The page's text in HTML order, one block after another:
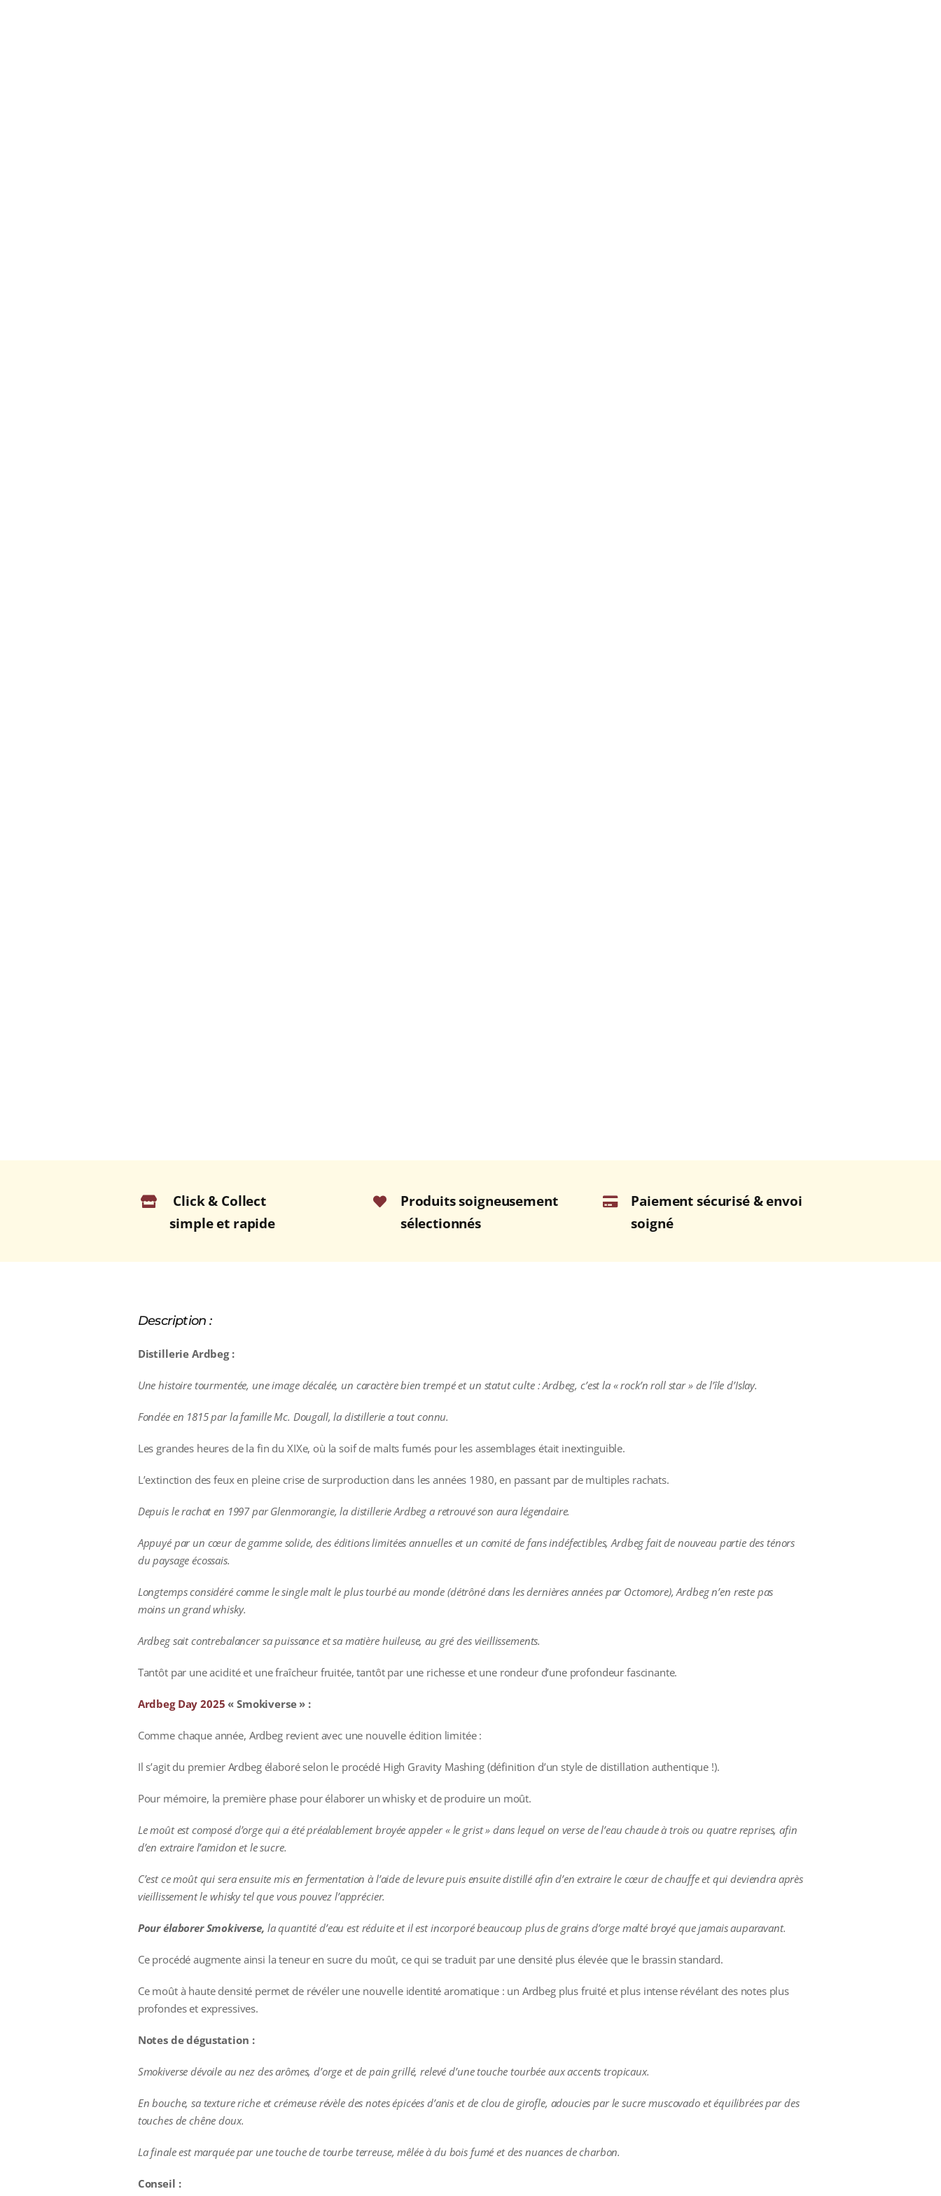
Click & Collect
simple et rapide
Produits soigneusement
sélectionnés
Paiement sécurisé & envoi
soigné
Description :
Distillerie Ardbeg :
Une histoire tourmentée, une image décalée, un caractère bien trempé et un statut culte : Ardbeg, c’est la « rock’n roll star » de l’île d’Islay.
Fondée en 1815 par la famille Mc. Dougall, la distillerie a tout connu.
Les grandes heures de la fin du XIXe, où la soif de malts fumés pour les assemblages était inextinguible.
L’extinction des feux en pleine crise de surproduction dans les années 1980, en passant par de multiples rachats.
Depuis le rachat en 1997 par Glenmorangie, la distillerie Ardbeg a retrouvé son aura légendaire.
Appuyé par un cœur de gamme solide, des éditions limitées annuelles et un comité de fans indéfectibles, Ardbeg fait de nouveau partie des ténors
du paysage écossais.
Longtemps considéré comme le single malt le plus tourbé au monde (détrôné dans les dernières années par Octomore), Ardbeg n’en reste pas
moins un grand whisky.
Ardbeg sait contrebalancer sa puissance et sa matière huileuse, au gré des vieillissements.
Tantôt par une acidité et une fraîcheur fruitée, tantôt par une richesse et une rondeur d’une profondeur fascinante.
Ardbeg Day 2025 « Smokiverse » :
Comme chaque année, Ardbeg revient avec une nouvelle édition limitée :
Il s’agit du premier Ardbeg élaboré selon le procédé High Gravity Mashing (définition d’un style de distillation authentique !).
Pour mémoire, la première phase pour élaborer un whisky et de produire un moût.
Le moût est composé d’orge qui a été préalablement broyée appeler « le grist » dans lequel on verse de l’eau chaude à trois ou quatre reprises, afin
d’en extraire l’amidon et le sucre.
C’est ce moût qui sera ensuite mis en fermentation à l’aide de levure puis ensuite distillé afin d’en extraire le cœur de chauffe et qui deviendra après
vieillissement le whisky tel que vous pouvez l’apprécier.
Pour élaborer Smokiverse, la quantité d’eau est réduite et il est incorporé beaucoup plus de grains d’orge malté broyé que jamais auparavant.
Ce procédé augmente ainsi la teneur en sucre du moût, ce qui se traduit par une densité plus élevée que le brassin standard.
Ce moût à haute densité permet de révéler une nouvelle identité aromatique : un Ardbeg plus fruité et plus intense révélant des notes plus
profondes et expressives.
Notes de dégustation :
Smokiverse dévoile au nez des arômes, d’orge et de pain grillé, relevé d’une touche tourbée aux accents tropicaux.
En bouche, sa texture riche et crémeuse révèle des notes épicées d’anis et de clou de girofle, adoucies par le sucre muscovado et équilibrées par des
touches de chêne doux.
La finale est marquée par une touche de tourbe terreuse, mêlée à du bois fumé et des nuances de charbon.
Conseil :